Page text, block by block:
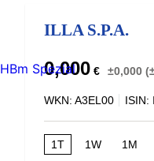
ILLA S.P.A.
0,000 € ±0,000
WKN: A3EL00 ISIN:
1T 1W 1M
HBm Spezial